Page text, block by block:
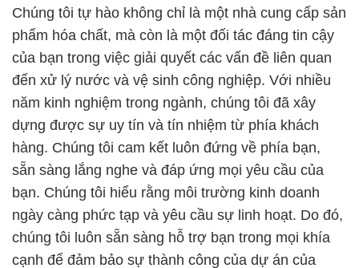
Chúng tôi tự hào không chỉ là một nhà cung cấp sản
phẩm hóa chất, mà còn là một đối tác đáng tin cậy
của bạn trong việc giải quyết các vấn đề liên quan
đến xử lý nước và vệ sinh công nghiệp. Với nhiều
năm kinh nghiệm trong ngành, chúng tôi đã xây
dựng được sự uy tín và tín nhiệm từ phía khách
hàng. Chúng tôi cam kết luôn đứng về phía bạn,
sẵn sàng lắng nghe và đáp ứng mọi yêu cầu của
bạn. Chúng tôi hiểu rằng môi trường kinh doanh
ngày càng phức tạp và yêu cầu sự linh hoạt. Do đó,
chúng tôi luôn sẵn sàng hỗ trợ bạn trong mọi khía
cạnh để đảm bảo sự thành công của dự án của